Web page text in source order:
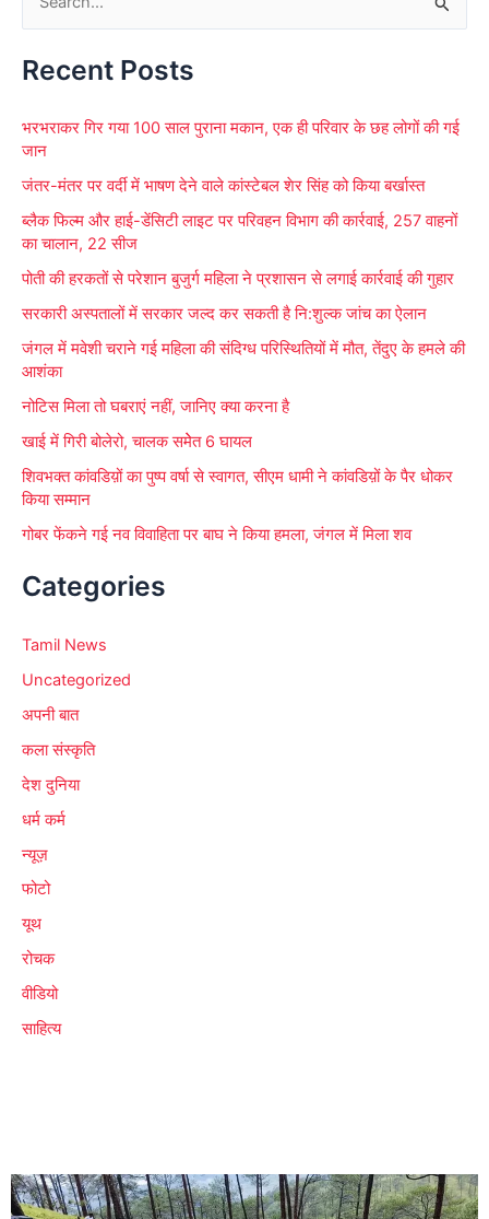
a
c
o
Recent Posts
भरभराकर गिर गया 100 साल पुराना मकान, एक ही परिवार के छह लोगों की गई
जान
जंतर-मंतर पर वर्दी में भाषण देने वाले कांस्टेबल शेर सिंह को किया बर्खास्त
ब्लैक फिल्म और हाई-डेंसिटी लाइट पर परिवहन विभाग की कार्रवाई, 257 वाहनों
का चालान, 22 सीज
पोती की हरकतों से परेशान बुजुर्ग महिला ने प्रशासन से लगाई कार्रवाई की गुहार
सरकारी अस्पतालों में सरकार जल्द कर सकती है नि:शुल्क जांच का ऐलान
जंगल में मवेशी चराने गई महिला की संदिग्ध परिस्थितियों में मौत, तेंदुए के हमले की
आशंका
नोटिस मिला तो घबराएं नहीं, जानिए क्या करना है
खाई में गिरी बोलेरो, चालक समेेत 6 घायल
शिवभक्त कांवडिय़ों का पुष्प वर्षा से स्वागत, सीएम धामी ने कांवडिय़ों के पैर धोकर
किया सम्मान
गोबर फेंकने गई नव विवाहिता पर बाघ ने किया हमला, जंगल में मिला शव
Categories
Tamil News
Uncategorized
अपनी बात
कला संस्कृति
देश दुनिया
धर्म कर्म
न्यूज़
फोटो
यूथ
रोचक
वीडियो
साहित्य